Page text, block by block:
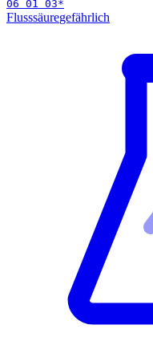
06 01 03*
Flusssäuregefährlich